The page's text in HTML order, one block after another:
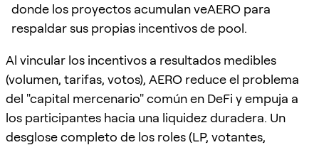
donde los proyectos acumulan veAERO para
respaldar sus propias incentivos de pool.
Al vincular los incentivos a resultados medibles
(volumen, tarifas, votos), AERO reduce el problema
del "capital mercenario" común en DeFi y empuja a
los participantes hacia una liquidez duradera. Un
desglose completo de los roles (LP, votantes,